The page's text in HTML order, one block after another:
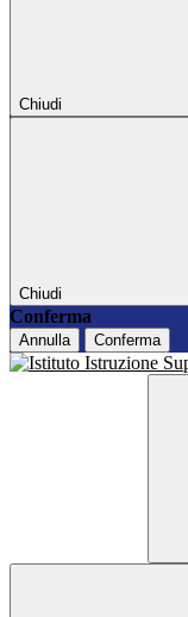
Chiudi
Chiudi
Conferma
Annulla Conferma